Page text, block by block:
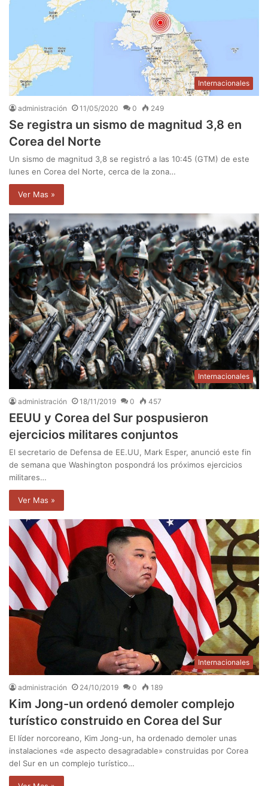
Internacionales
administración 11/05/2020 0 249
Se registra un sismo de magnitud 3,8 en
Corea del Norte
Un sismo de magnitud 3,8 se registró a las 10:45 (GTM) de este
lunes en Corea del Norte, cerca de la zona…
Ver Mas »
Internacionales
administración 18/11/2019 0 457
EEUU y Corea del Sur pospusieron
ejercicios militares conjuntos
El secretario de Defensa de EE.UU, Mark Esper, anunció este fin
de semana que Washington pospondrá los próximos ejercicios
militares…
Ver Mas »
Internacionales
administración 24/10/2019 0 189
Kim Jong-un ordenó demoler complejo
turístico construido en Corea del Sur
El líder norcoreano, Kim Jong-un, ha ordenado demoler unas
instalaciones «de aspecto desagradable» construidas por Corea
del Sur en un complejo turístico…